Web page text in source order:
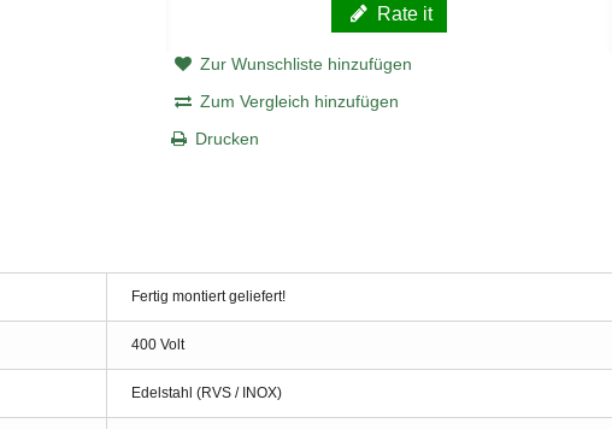
Rate it
Zur Wunschliste hinzufügen
Zum Vergleich hinzufügen
Drucken
Fertig montiert geliefert!
400 Volt
Edelstahl (RVS / INOX)